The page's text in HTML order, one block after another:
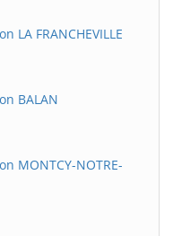
FRANCHEVILLE
BALAN
MONTCY-NOTRE-